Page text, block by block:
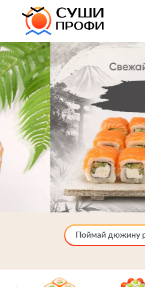
Поймай дюжину